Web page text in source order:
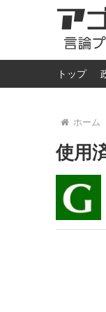
トップ
ホーム
使用